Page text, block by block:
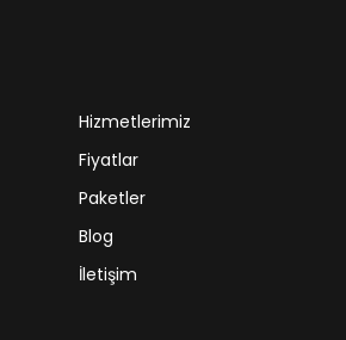
Hizmetlerimiz
Fiyatlar
Paketler
Blog
İletişim